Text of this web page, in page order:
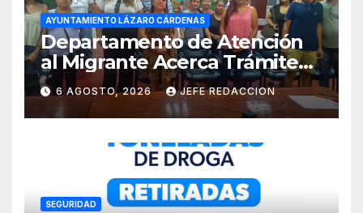
AYUNTAMIENTO LÁZARO CÁRDENAS
Departamento de Atención
al Migrante Acerca Trámite
de Pasaportes
Estadounidenses a
Residentes de Lázaro
Cárdenas
6 AGOSTO, 2026 JEFE REDACCION
SEGURIDAD